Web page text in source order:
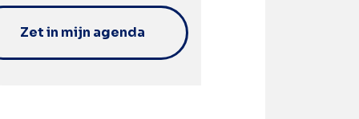
Zet in mijn agenda